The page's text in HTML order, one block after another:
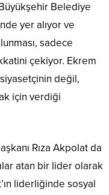
Belediye
yer alıyor ve
sadece
çekiyor. Ekrem
değil,
için verdiği
Rıza Akpolat da
atan bir lider olarak
liderliğinde sosyal